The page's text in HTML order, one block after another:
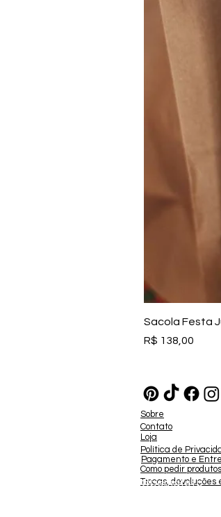
Sacola Festa
Preço
R$ 138,00
Sobre
Contato
Loja
Política de
Pagamento e
Como pedir
Trocas, devoluções
©bemafeto